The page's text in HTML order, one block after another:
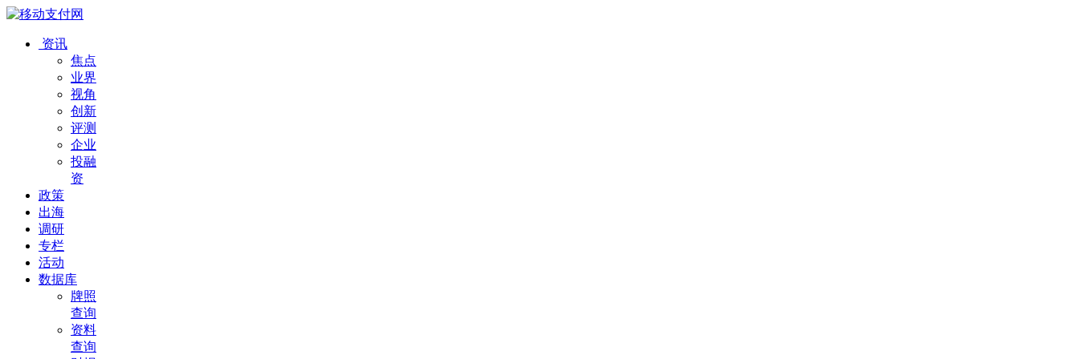
资讯
焦点
业界
视角
创新
评测
企业
投融
资
政策
出海
调研
专栏
活动
数据库
牌照
查询
资料
查询